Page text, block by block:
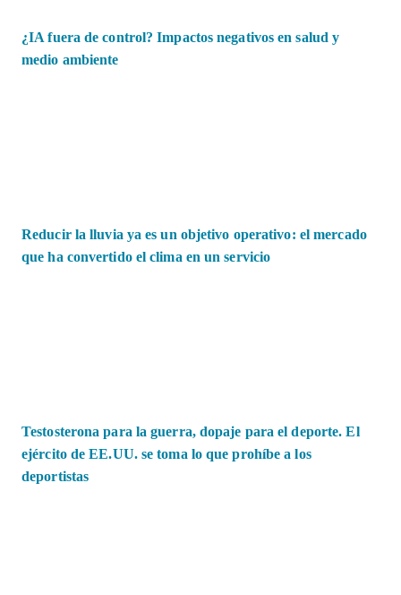
¿IA fuera de control? Impactos negativos en salud y
medio ambiente
Reducir la lluvia ya es un objetivo operativo: el mercado
que ha convertido el clima en un servicio
Testosterona para la guerra, dopaje para el deporte. El
ejército de EE.UU. se toma lo que prohíbe a los
deportistas